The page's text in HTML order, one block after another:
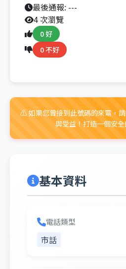
最後通報: ---
4 次瀏覽
0 好
0 不好
⚠️ 如果您曾接到此號碼的來電，
與受益！打造一個安
基本資料
電話類型
市話